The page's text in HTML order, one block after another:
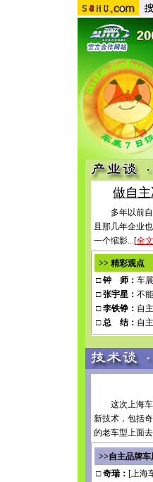
做自
多年以前
且那几年企业
一个缩影...[全文
>> 精彩观点
□ 钟 师： 车
□ 张宇星： 不
□ 李铁铮： 自
□ 总 结： 自
这次上海车
新技术，包括
的老车型上面
>>自主品牌车
□ 奇瑞： [上海